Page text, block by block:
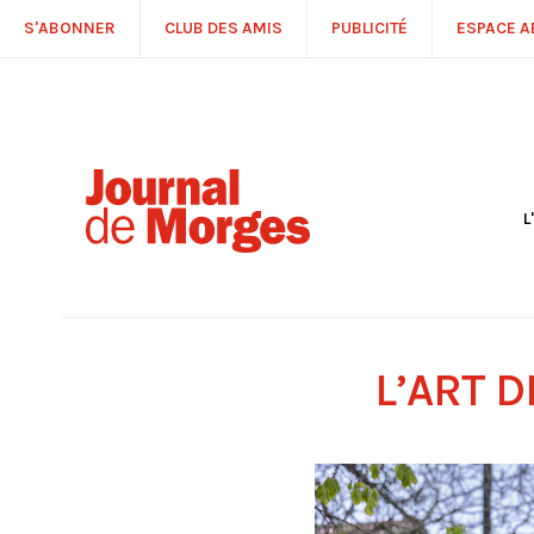
S'ABONNER CLUB DES AMIS PUBLICITÉ ESPACE
L’ART